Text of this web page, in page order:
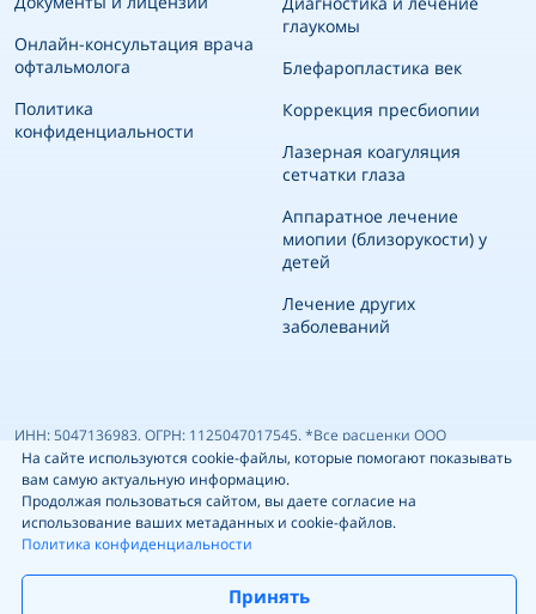
Онлайн-консультация врача
офтальмолога
Политика
конфиденциальности
глаукомы
Блефаропластика век
Коррекция пресбиопии
Лазерная коагуляция
сетчатки глаза
Аппаратное лечение
миопии (близорукости) у
детей
Лечение других
заболеваний
ИНН: 5047136983, ОГРН: 1125047017545. *Все расценки ООО
«Медицинский центр Гиппократ», указанные на сайте, носят
информационный характер и ни при каких условиях не являются
публичной офертой, определяемой положениями ч.2 ст. 437 ГК РФ.
Прайс-лист ориентировочный, может не совпадать с фактическим —
точные цены уточняйте у администратора перед посещением
клиники по т. +74951900303 Имеются противопоказания. Необходима
На сайте используются cookie-файлы, которые помогают показывать
вам самую актуальную информацию.
Продолжая пользоваться сайтом, вы даете согласие на
использование ваших метаданных и cookie-файлов.
Политика конфиденциальности
Принять